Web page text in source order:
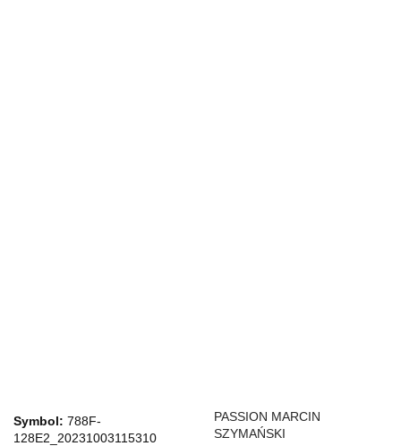
Symbol: 788F-
128E2_20231003115310
PASSION MARCIN
SZYMAŃSKI